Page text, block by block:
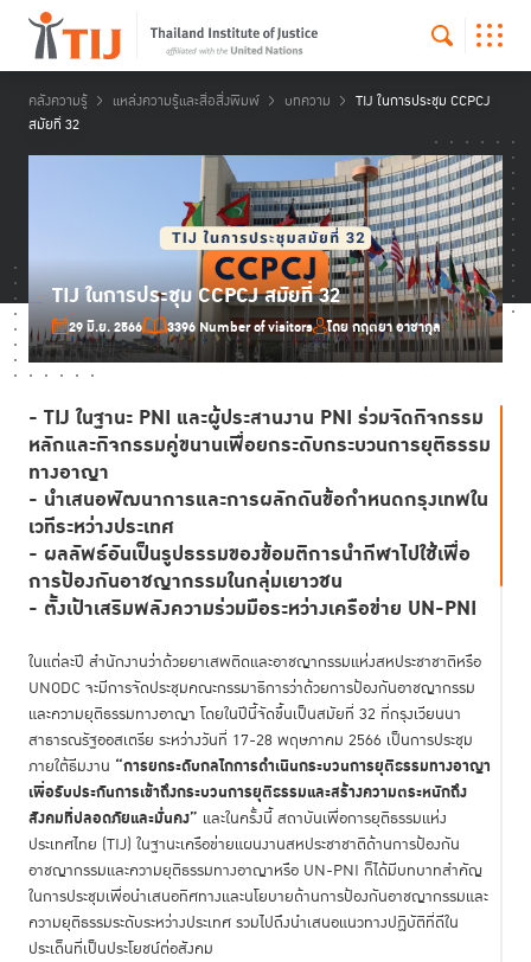
คลังความรู้ แหล่งความรู้และสื่อสิ่งพิมพ์ บทความ
TIJ ในการประชุม CCPCJ
สมัยที่ 32
TIJ ในการประชุม CCPCJ สมัยที่ 32
29 มิ.ย. 2566 3396 Number of visitors โดย กฤตยา อาชากุล
- TIJ ในฐานะ PNI และผู้ประสานงาน PNI ร่วมจัดกิจกรรม
หลักและกิจกรรมคู่ขนานเพื่อยกระดับกระบวนการยุติธรรม
ทางอาญา
- นำเสนอพัฒนาการและการผลักดันข้อกำหนดกรุงเทพใน
เวทีระหว่างประเทศ
- ผลลัพธ์อันเป็นรูปธรรมของข้อมติการนำกีฬาไปใช้เพื่อ
การป้องกันอาชญากรรมในกลุ่มเยาวชน
- ตั้งเป้าเสริมพลังความร่วมมือระหว่างเครือข่าย UN-PNI
ในแต่ละปี สำนักงานว่าด้วยยาเสพติดและอาชญากรรมแห่งสหประชาชาติหรือ
UNODC จะมีการจัดประชุมคณะกรรมาธิการว่าด้วยการป้องกันอาชญากรรม
และความยุติธรรมทางอาญา โดยในปีนี้จัดขึ้นเป็นสมัยที่ 32 ที่กรุงเวียนนา
สาธารณรัฐออสเตรีย ระหว่างวันที่ 17-28 พฤษภาคม 2566 เป็นการประชุม
ภายใต้ธีมงาน “การยกระดับกลไกการดำเนินกระบวนการยุติธรรมทางอาญา
เพื่อรับประกันการเข้าถึงกระบวนการยุติธรรมและสร้างความตระหนักถึง
สังคมที่ปลอดภัยและมั่นคง” และในครั้งนี้ สถาบันเพื่อการยุติธรรมแห่ง
ประเทศไทย (TIJ) ในฐานะเครือข่ายแผนงานสหประชาชาติด้านการป้องกัน
อาชญากรรมและความยุติธรรมทางอาญาหรือ UN-PNI ก็ได้มีบทบาทสำคัญ
ในการประชุมเพื่อนำเสนอทิศทางและนโยบายด้านการป้องกันอาชญากรรมและ
ความยุติธรรมระดับระหว่างประเทศ รวมไปถึงนำเสนอแนวทางปฏิบัติที่ดีใน
ประเด็นที่เป็นประโยชน์ต่อสังคม